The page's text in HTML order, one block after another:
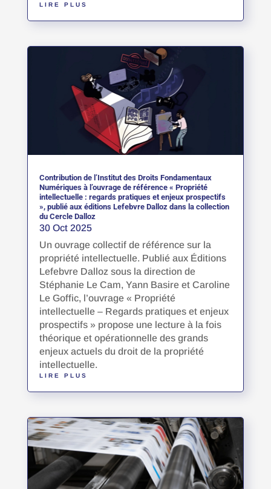
LIRE PLUS
Contribution de l’Institut des Droits Fondamentaux
Numériques à l’ouvrage de référence « Propriété
intellectuelle : regards pratiques et enjeux prospectifs
», publié aux éditions Lefebvre Dalloz dans la collection
du Cercle Dalloz
30 Oct 2025
Un ouvrage collectif de référence sur la
propriété intellectuelle. Publié aux Éditions
Lefebvre Dalloz sous la direction de
Stéphanie Le Cam, Yann Basire et Caroline
Le Goffic, l’ouvrage « Propriété
intellectuelle – Regards pratiques et enjeux
prospectifs » propose une lecture à la fois
théorique et opérationnelle des grands
enjeux actuels du droit de la propriété
intellectuelle.
LIRE PLUS